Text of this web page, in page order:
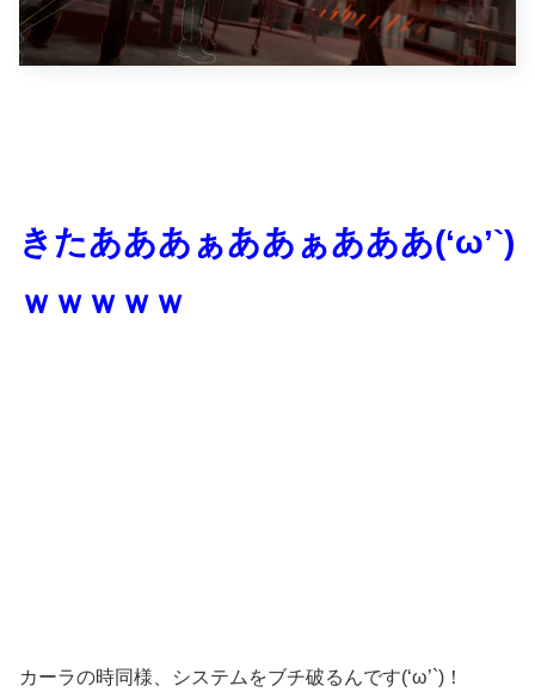
きたあああぁああぁあああ(‘ω’`)
ｗｗｗｗｗ
カーラの時同様、システムをブチ破るんです(‘ω’`)！